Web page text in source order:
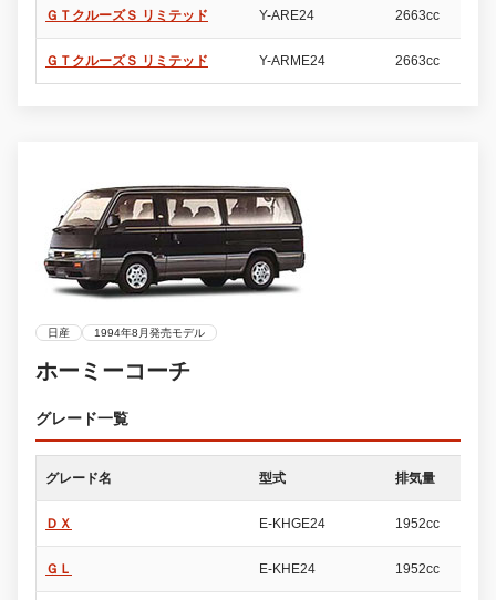
ＧＴクルーズＳ リミテッド Y-ARE24 2663cc
ＧＴクルーズＳ リミテッド Y-ARME24 2663cc
日産 1994年8月発売モデル
ホーミーコーチ
グレード一覧
グレード名 型式 排気量
ＤＸ E-KHGE24 1952cc
ＧＬ E-KHE24 1952cc